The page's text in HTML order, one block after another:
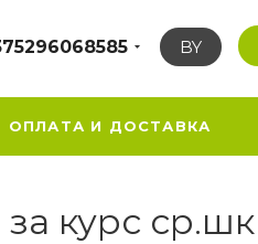
BY
ОПЛАТА И ДОСТАВКА
за курс ср.шк